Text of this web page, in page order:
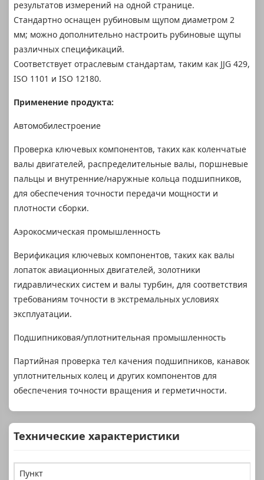
результатов измерений на одной странице.
Стандартно оснащен рубиновым щупом диаметром 2
мм; можно дополнительно настроить рубиновые щупы
различных спецификаций.
Соответствует отраслевым стандартам, таким как JJG 429,
ISO 1101 и ISO 12180.
Применение продукта:
Автомобилестроение
Проверка ключевых компонентов, таких как коленчатые
валы двигателей, распределительные валы, поршневые
пальцы и внутренние/наружные кольца подшипников,
для обеспечения точности передачи мощности и
плотности сборки.
Аэрокосмическая промышленность
Верификация ключевых компонентов, таких как валы
лопаток авиационных двигателей, золотники
гидравлических систем и валы турбин, для соответствия
требованиям точности в экстремальных условиях
эксплуатации.
Подшипниковая/уплотнительная промышленность
Партийная проверка тел качения подшипников, канавок
уплотнительных колец и других компонентов для
обеспечения точности вращения и герметичности.
Технические характеристики
Пункт